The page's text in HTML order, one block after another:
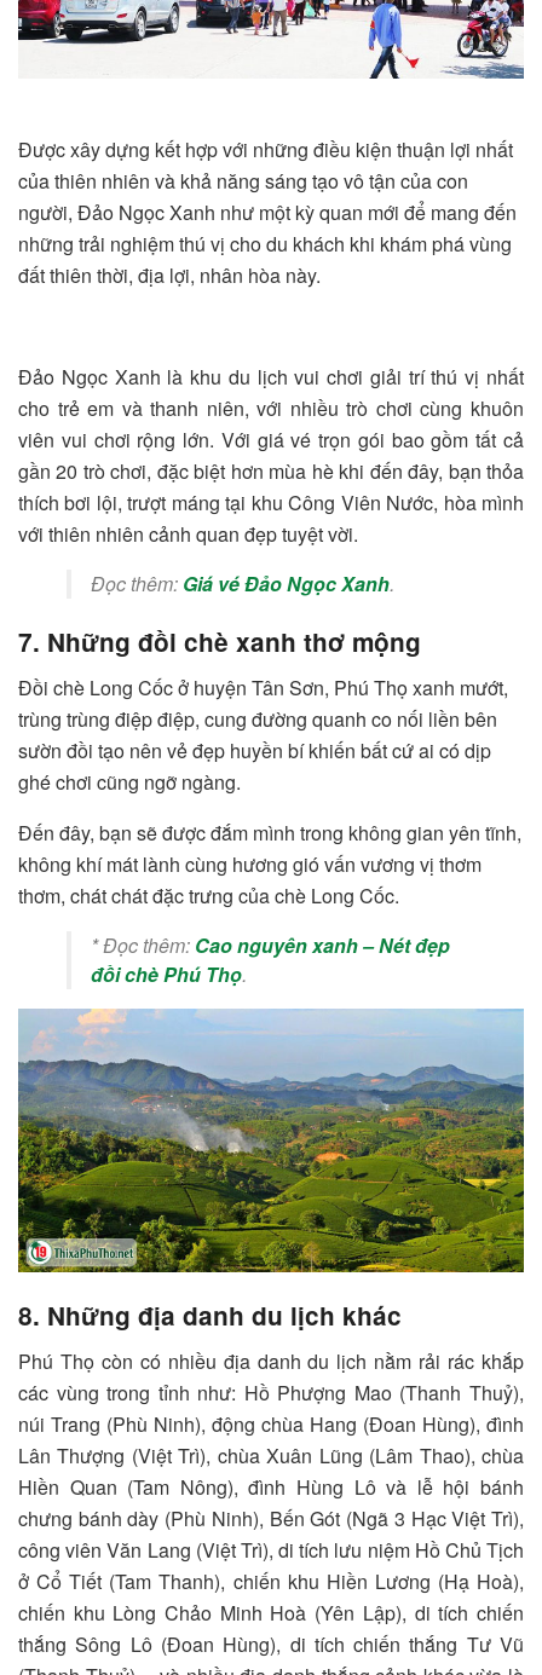
Được xây dựng kết hợp với những điều kiện thuận lợi nhất
của thiên nhiên và khả năng sáng tạo vô tận của con
người, Đảo Ngọc Xanh như một kỳ quan mới để mang đến
những trải nghiệm thú vị cho du khách khi khám phá vùng
đất thiên thời, địa lợi, nhân hòa này.
Đảo Ngọc Xanh là khu du lịch vui chơi giải trí thú vị nhất
cho trẻ em và thanh niên, với nhiều trò chơi cùng khuôn
viên vui chơi rộng lớn. Với giá vé trọn gói bao gồm tất cả
gần 20 trò chơi, đặc biệt hơn mùa hè khi đến đây, bạn thỏa
thích bơi lội, trượt máng tại khu Công Viên Nước, hòa mình
với thiên nhiên cảnh quan đẹp tuyệt vời.
Đọc thêm: Giá vé Đảo Ngọc Xanh.
7. Những đồi chè xanh thơ mộng
Đồi chè Long Cốc ở huyện Tân Sơn, Phú Thọ xanh mướt,
trùng trùng điệp điệp, cung đường quanh co nối liền bên
sườn đồi tạo nên vẻ đẹp huyền bí khiến bất cứ ai có dịp
ghé chơi cũng ngỡ ngàng.
Đến đây, bạn sẽ được đắm mình trong không gian yên tĩnh,
không khí mát lành cùng hương gió vấn vương vị thơm
thơm, chát chát đặc trưng của chè Long Cốc.
*Đọc thêm: Cao nguyên xanh – Nét đẹp
đồi chè Phú Thọ.
8. Những địa danh du lịch khác
Phú Thọ còn có nhiều địa danh du lịch nằm rải rác khắp
các vùng trong tỉnh như: Hồ Phượng Mao (Thanh Thuỷ),
núi Trang (Phù Ninh), động chùa Hang (Đoan Hùng), đình
Lân Thượng (Việt Trì), chùa Xuân Lũng (Lâm Thao), chùa
Hiền Quan (Tam Nông), đình Hùng Lô và lễ hội bánh
chưng bánh dày (Phù Ninh), Bến Gót (Ngã 3 Hạc Việt Trì),
công viên Văn Lang (Việt Trì), di tích lưu niệm Hồ Chủ Tịch
ở Cổ Tiết (Tam Thanh), chiến khu Hiền Lương (Hạ Hoà),
chiến khu Lòng Chảo Minh Hoà (Yên Lập), di tích chiến
thắng Sông Lô (Đoan Hùng), di tích chiến thắng Tư Vũ